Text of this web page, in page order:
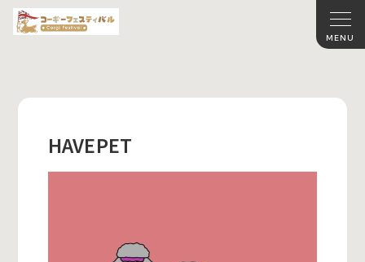
HAVEPET